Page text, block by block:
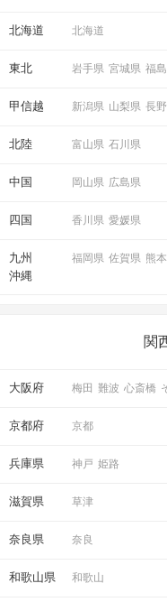
北海道 北海道
東北 岩手県 宮城県 福
甲信越 新潟県 山梨県 長
北陸 富山県 石川県
中国 岡山県 広島県
四国 香川県 愛媛県
九州
沖縄
福岡県 佐賀県 熊
関
大阪府 梅田 難波 心斎橋
京都府 京都
兵庫県 神戸 姫路
滋賀県 草津
奈良県 奈良
和歌山県 和歌山